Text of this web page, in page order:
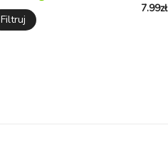
Filtruj
7.99zł